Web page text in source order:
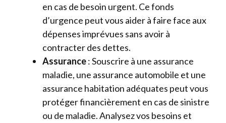
en cas de besoin urgent. Ce fonds
d’urgence peut vous aider à faire face aux
dépenses imprévues sans avoir à
contracter des dettes.
Assurance: Souscrire à une assurance
maladie, une assurance automobile et une
assurance habitation adéquates peut vous
protéger financièrement en cas de sinistre
ou de maladie. Analysez vos besoins et